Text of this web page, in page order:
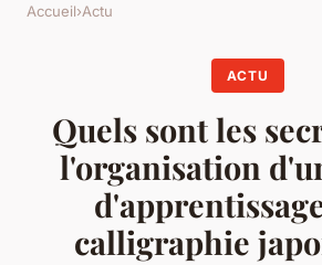
Accueil›Actu
ACTU
Quels sont les
l'organisation
calligraphie